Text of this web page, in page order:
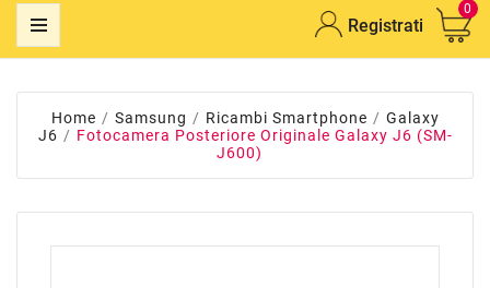
Registrati
0
Home Samsung Ricambi Smartphone
Galaxy
J6
Fotocamera Posteriore Originale Galaxy J6 (SM-
J600)